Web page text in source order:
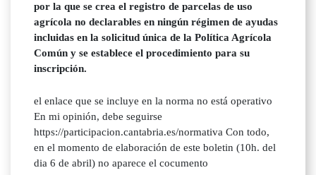
por la que se crea el registro de parcelas de uso
agrícola no declarables en ningún régimen de ayudas
incluidas en la solicitud única de la Política Agrícola
Común y se establece el procedimiento para su
inscripción.
el enlace que se incluye en la norma no está operativo
En mi opinión, debe seguirse
https://participacion.cantabria.es/normativa Con todo,
en el momento de elaboración de este boletin (10h. del
dia 6 de abril) no aparece el cocumento